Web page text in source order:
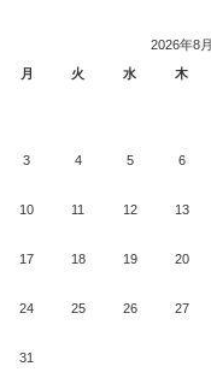
2026年8月
月
火 水 木
3 4 5 6
10 11 12 13
17 18 19 20
24 25 26 27
31